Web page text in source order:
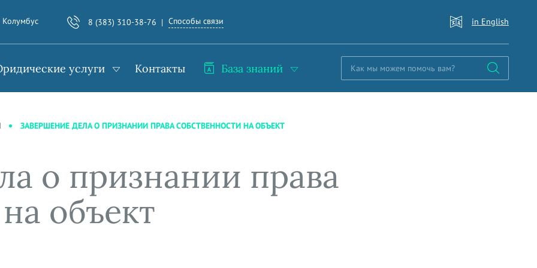
Колумбус 8 (383) 310-38-76 Способы связи in English
услуги Контакты База знаний
ЗАВЕРШЕНИЕ ДЕЛА О ПРИЗНАНИИ ПРАВА СОБСТВЕННОСТИ НА ОБЪЕКТ
о признании права
объект